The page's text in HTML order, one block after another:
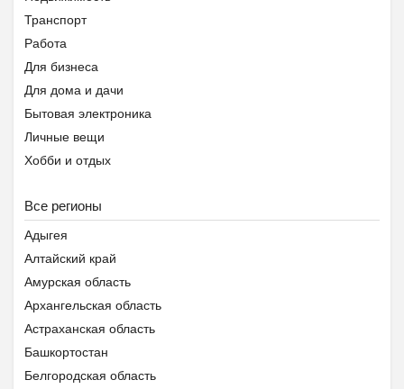
Транспорт
Работа
Для бизнеса
Для дома и дачи
Бытовая электроника
Личные вещи
Хобби и отдых
Предложение услуг
Знакомства
Помощь животным Беларуси
Все регионы
Адыгея
Алтайский край
Амурская область
Архангельская область
Астраханская область
Башкортостан
Белгородская область